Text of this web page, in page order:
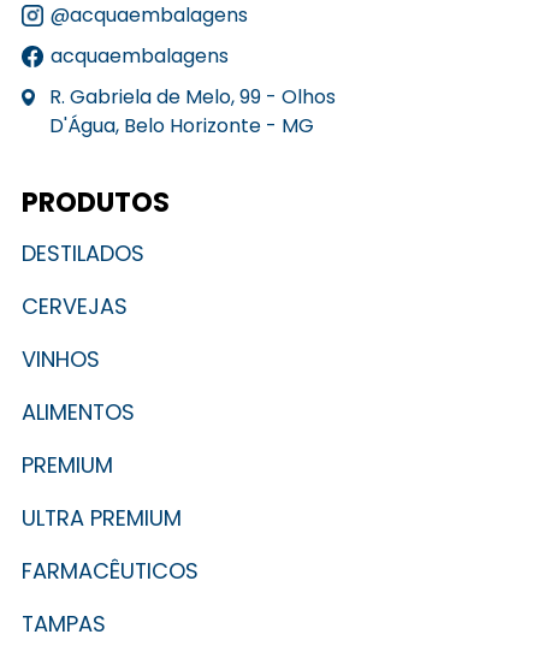
@acquaembalagens
acquaembalagens
R. Gabriela de Melo, 99 - Olhos
D'Água, Belo Horizonte - MG
PRODUTOS
DESTILADOS
CERVEJAS
VINHOS
ALIMENTOS
PREMIUM
ULTRA PREMIUM
FARMACÊUTICOS
TAMPAS